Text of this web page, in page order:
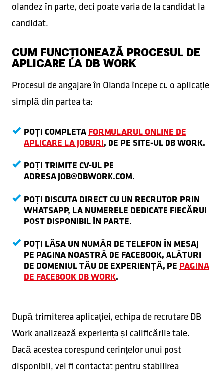
olandez în parte, deci poate varia de la candidat la
candidat.
CUM FUNCȚIONEAZĂ PROCESUL DE
APLICARE LA DB WORK
Procesul de angajare în Olanda începe cu o aplicație
simplă din partea ta:
POȚI COMPLETA FORMULARUL ONLINE DE
APLICARE LA JOBURI, DE PE SITE-UL DB WORK.
POȚI TRIMITE CV-UL PE
ADRESA JOB@DBWORK.COM.
POȚI DISCUTA DIRECT CU UN RECRUTOR PRIN
WHATSAPP, LA NUMERELE DEDICATE FIECĂRUI
POST DISPONIBIL ÎN PARTE.
POȚI LĂSA UN NUMĂR DE TELEFON ÎN MESAJ
PE PAGINA NOASTRĂ DE FACEBOOK, ALĂTURI
DE DOMENIUL TĂU DE EXPERIENȚĂ, PE PAGINA
DE FACEBOOK DB WORK.
După trimiterea aplicației, echipa de recrutare DB
Work analizează experiența și calificările tale.
Dacă acestea corespund cerințelor unui post
disponibil, vei fi contactat pentru stabilirea